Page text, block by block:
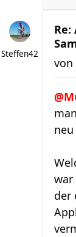
Steffen42
von
war
der